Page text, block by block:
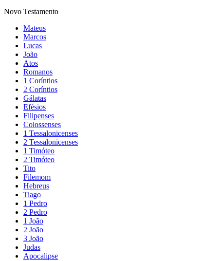
Novo Testamento
Mateus
Marcos
Lucas
João
Atos
Romanos
1 Coríntios
2 Coríntios
Gálatas
Efésios
Filipenses
Colossenses
1 Tessalonicenses
2 Tessalonicenses
1 Timóteo
2 Timóteo
Tito
Filemom
Hebreus
Tiago
1 Pedro
2 Pedro
1 João
2 João
3 João
Judas
Apocalipse